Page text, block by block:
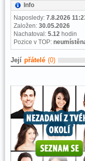
Info
Naposledy: 7.8.2026
Založen: 30.05.2026
Nachatoval: 5.12 hodin
Pozice v TOP:
Její přátelé (0)